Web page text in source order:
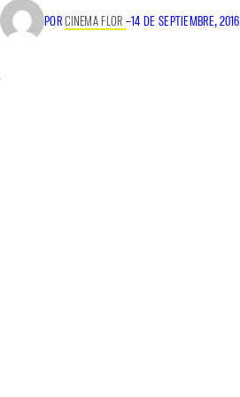
PORCINEMA FLOR –14 DE SEPTIEMBRE, 2016